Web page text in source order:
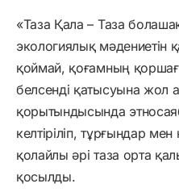
«Таза Қала – Таза
экологиялық мәдениетін
қоймай, қоғамның
белсенді қатысуына жол
қорытындысында
келтіріліп, тұрғындар
қолайлы әрі таза орта
қосылды.